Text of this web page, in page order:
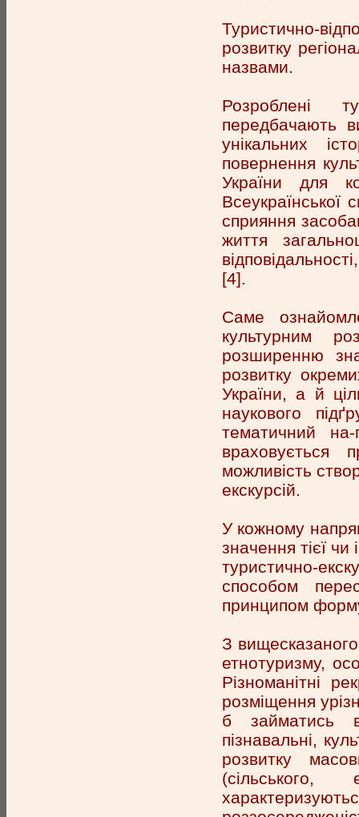
Туристично-
розвитку
назвами.
Розроблені
передбачають
унікальних
повернення
України для
Всеукраїнської
сприяння
життя
[4].
Саме
культурним
розширенню
розвитку
України, а й
наукового
тематичний
враховується
можливість
екскурсій.
У кожному
значення тієї чи
туристично-
способом
принципом
З
етнотуризму,
Різноманітні
розміщення
б займатись
пізнавальні,
розвитку
(сільського,